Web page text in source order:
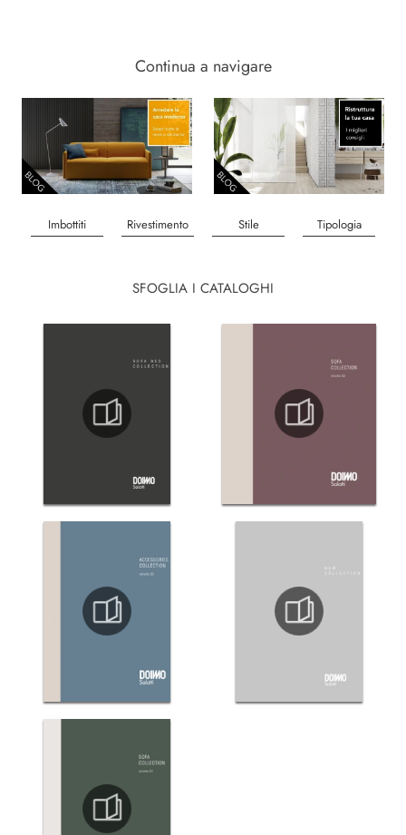
Continua a navigare
Imbottiti Rivestimento Stile Tipologia
SFOGLIA I CATALOGHI